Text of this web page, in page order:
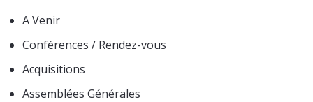
A Venir
Conférences / Rendez-vous
Acquisitions
Assemblées Générales